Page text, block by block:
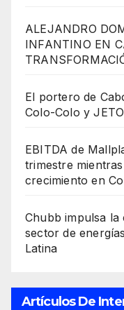
ALEJANDRO
INFANTINO EN
El portero de
Colo-Colo y
EBITDA de
trimestre
crecimiento en
Chubb impulsa
sector de
Latina
Artículos De